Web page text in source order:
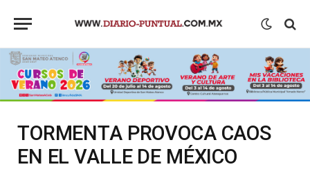
TORMENTA PROVOCA CAOS
EN EL VALLE DE MÉXICO